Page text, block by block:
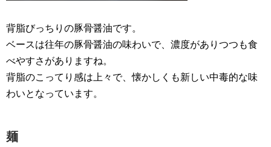
背脂びっちりの豚骨醤油です。
ベースは往年の豚骨醤油の味わいで、濃度がありつつも食
べやすさがありますね。
背脂のこってり感は上々で、懐かしくも新しい中毒的な味
わいとなっています。
麺